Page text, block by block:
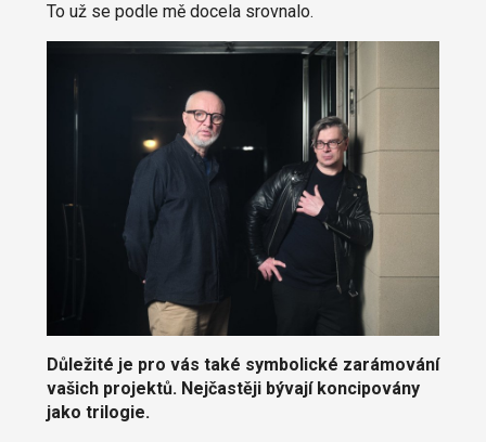
To už se podle mě docela srovnalo.
Důležité je pro vás také symbolické zarámování
vašich projektů. Nejčastěji bývají koncipovány
jako trilogie.